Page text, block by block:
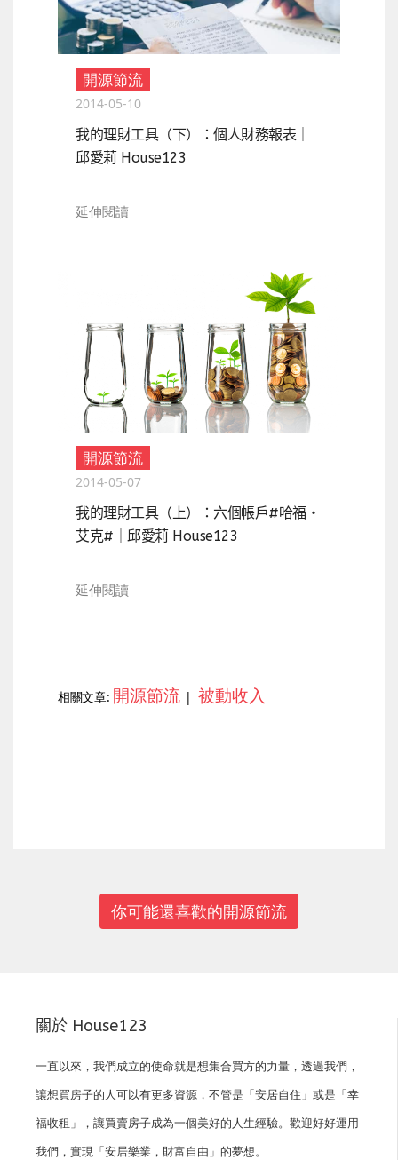
開源節流
2014-05-10
我的理財工具（下）：個人財務報表｜
邱愛莉 House123
延伸閱讀
開源節流
2014-05-07
我的理財工具（上）：六個帳戶#哈福‧
艾克#｜邱愛莉 House123
延伸閱讀
相關文章: 開源節流 | 被動收入
你可能還喜歡的開源節流
關於 House123
一直以來，我們成立的使命就是想集合買方的力量，透過我們，
讓想買房子的人可以有更多資源，不管是「安居自住」或是「幸
福收租」，讓買賣房子成為一個美好的人生經驗。歡迎好好運用
我們，實現「安居樂業，財富自由」的夢想。